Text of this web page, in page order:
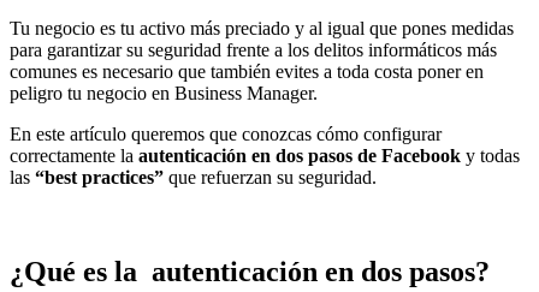
Tu negocio es tu activo más preciado y al igual que pones medidas
para garantizar su seguridad frente a los delitos informáticos más
comunes es necesario que también evites a toda costa poner en
peligro tu negocio en Business Manager.
En este artículo queremos que conozcas cómo configurar
correctamente la autenticación en dos pasos de Facebook y todas
las “best practices” que refuerzan su seguridad.
¿Qué es la autenticación en dos pasos?